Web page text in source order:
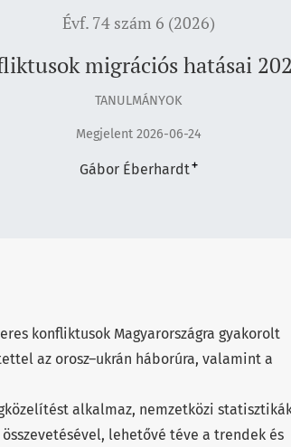
Évf. 74 szám 6 (2026)
migrációs hatásai
TANULMÁNYOK
Megjelent 2026-06-24
Gábor Éberhardt+
konfliktusok Magyarországra gyakorolt
az orosz–ukrán háborúra, valamint a
alkalmaz, nemzetközi
lehetővé téve a trendek és